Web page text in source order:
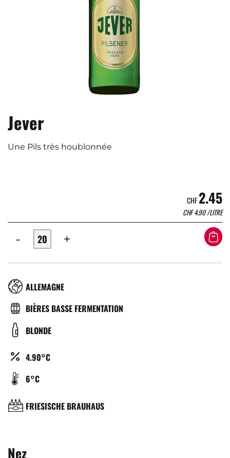
Jever
Une Pils très houblonnée
CHF2.45
CHF4.90/LITRE
- +
RÉGION
ALLEMAGNE
TYPE
BIÈRE
BIÈRES BASSE FERMENTATION
COULEUR
BLONDE
ALCOOL
4.90°C
TEMPÉRATURE
SERVICE
(°C)
6°C
BRASSERIE
FRIESISCHE BRAUHAUS
Nez